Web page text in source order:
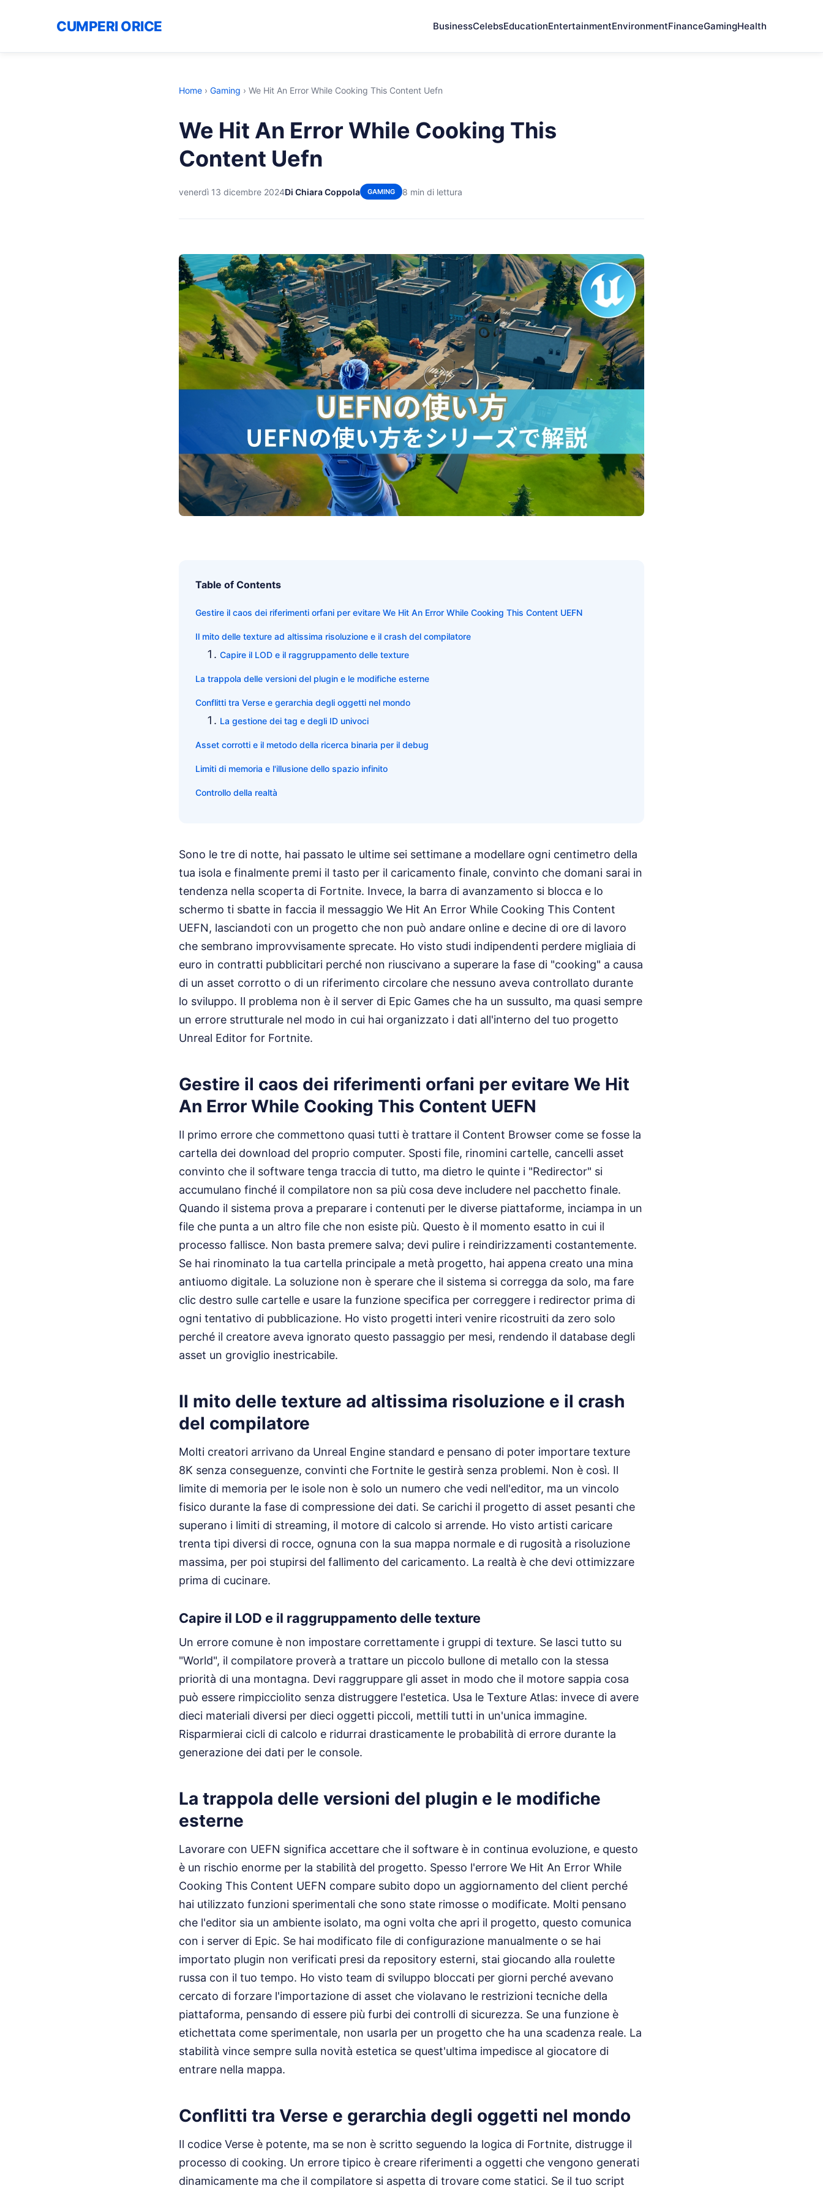
CUMPERI ORICE BusinessCelebsEducationEntertainmentEnvironmentFinanceGamingHealth
Home › Gaming › We Hit An Error While Cooking This Content Uefn
We Hit An Error While Cooking This
Content Uefn
venerdì 13 dicembre 2024Di Chiara Coppola GAMING 8 min di lettura
Table of Contents
Gestire il caos dei riferimenti orfani per evitare We Hit An Error While Cooking This Content UEFN
Il mito delle texture ad altissima risoluzione e il crash del compilatore
Capire il LOD e il raggruppamento delle texture
La trappola delle versioni del plugin e le modifiche esterne
Conflitti tra Verse e gerarchia degli oggetti nel mondo
La gestione dei tag e degli ID univoci
Asset corrotti e il metodo della ricerca binaria per il debug
Limiti di memoria e l'illusione dello spazio infinito
Controllo della realtà
Sono le tre di notte, hai passato le ultime sei settimane a modellare ogni centimetro della
tua isola e finalmente premi il tasto per il caricamento finale, convinto che domani sarai in
tendenza nella scoperta di Fortnite. Invece, la barra di avanzamento si blocca e lo
schermo ti sbatte in faccia il messaggio We Hit An Error While Cooking This Content
UEFN, lasciandoti con un progetto che non può andare online e decine di ore di lavoro
che sembrano improvvisamente sprecate. Ho visto studi indipendenti perdere migliaia di
euro in contratti pubblicitari perché non riuscivano a superare la fase di "cooking" a causa
di un asset corrotto o di un riferimento circolare che nessuno aveva controllato durante
lo sviluppo. Il problema non è il server di Epic Games che ha un sussulto, ma quasi sempre
un errore strutturale nel modo in cui hai organizzato i dati all'interno del tuo progetto
Unreal Editor for Fortnite.
Gestire il caos dei riferimenti orfani per evitare We Hit
An Error While Cooking This Content UEFN
Il primo errore che commettono quasi tutti è trattare il Content Browser come se fosse la
cartella dei download del proprio computer. Sposti file, rinomini cartelle, cancelli asset
convinto che il software tenga traccia di tutto, ma dietro le quinte i "Redirector" si
accumulano finché il compilatore non sa più cosa deve includere nel pacchetto finale.
Quando il sistema prova a preparare i contenuti per le diverse piattaforme, inciampa in un
file che punta a un altro file che non esiste più. Questo è il momento esatto in cui il
processo fallisce. Non basta premere salva; devi pulire i reindirizzamenti costantemente.
Se hai rinominato la tua cartella principale a metà progetto, hai appena creato una mina
antiuomo digitale. La soluzione non è sperare che il sistema si corregga da solo, ma fare
clic destro sulle cartelle e usare la funzione specifica per correggere i redirector prima di
ogni tentativo di pubblicazione. Ho visto progetti interi venire ricostruiti da zero solo
perché il creatore aveva ignorato questo passaggio per mesi, rendendo il database degli
asset un groviglio inestricabile.
Il mito delle texture ad altissima risoluzione e il crash
del compilatore
Molti creatori arrivano da Unreal Engine standard e pensano di poter importare texture
8K senza conseguenze, convinti che Fortnite le gestirà senza problemi. Non è così. Il
limite di memoria per le isole non è solo un numero che vedi nell'editor, ma un vincolo
fisico durante la fase di compressione dei dati. Se carichi il progetto di asset pesanti che
superano i limiti di streaming, il motore di calcolo si arrende. Ho visto artisti caricare
trenta tipi diversi di rocce, ognuna con la sua mappa normale e di rugosità a risoluzione
massima, per poi stupirsi del fallimento del caricamento. La realtà è che devi ottimizzare
prima di cucinare.
Capire il LOD e il raggruppamento delle texture
Un errore comune è non impostare correttamente i gruppi di texture. Se lasci tutto su
"World", il compilatore proverà a trattare un piccolo bullone di metallo con la stessa
priorità di una montagna. Devi raggruppare gli asset in modo che il motore sappia cosa
può essere rimpicciolito senza distruggere l'estetica. Usa le Texture Atlas: invece di avere
dieci materiali diversi per dieci oggetti piccoli, mettili tutti in un'unica immagine.
Risparmierai cicli di calcolo e ridurrai drasticamente le probabilità di errore durante la
generazione dei dati per le console.
La trappola delle versioni del plugin e le modifiche
esterne
Lavorare con UEFN significa accettare che il software è in continua evoluzione, e questo
è un rischio enorme per la stabilità del progetto. Spesso l'errore We Hit An Error While
Cooking This Content UEFN compare subito dopo un aggiornamento del client perché
hai utilizzato funzioni sperimentali che sono state rimosse o modificate. Molti pensano
che l'editor sia un ambiente isolato, ma ogni volta che apri il progetto, questo comunica
con i server di Epic. Se hai modificato file di configurazione manualmente o se hai
importato plugin non verificati presi da repository esterni, stai giocando alla roulette
russa con il tuo tempo. Ho visto team di sviluppo bloccati per giorni perché avevano
cercato di forzare l'importazione di asset che violavano le restrizioni tecniche della
piattaforma, pensando di essere più furbi dei controlli di sicurezza. Se una funzione è
etichettata come sperimentale, non usarla per un progetto che ha una scadenza reale. La
stabilità vince sempre sulla novità estetica se quest'ultima impedisce al giocatore di
entrare nella mappa.
Conflitti tra Verse e gerarchia degli oggetti nel mondo
Il codice Verse è potente, ma se non è scritto seguendo la logica di Fortnite, distrugge il
processo di cooking. Un errore tipico è creare riferimenti a oggetti che vengono generati
dinamicamente ma che il compilatore si aspetta di trovare come statici. Se il tuo script